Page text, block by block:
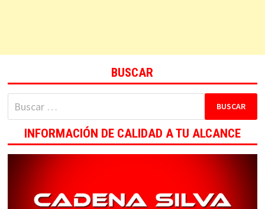
BUSCAR
Buscar:
INFORMACIÓN DE CALIDAD A TU ALCANCE